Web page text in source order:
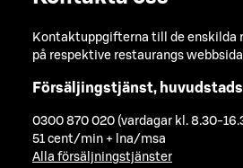
Kontaktuppgifterna till de enskilda
på respektive restaurangs
Försäljingstjänst,
0300 870 020 (vardagar kl. 8.30-
51 cent/min + lna/msa
Alla försäljningstjänster